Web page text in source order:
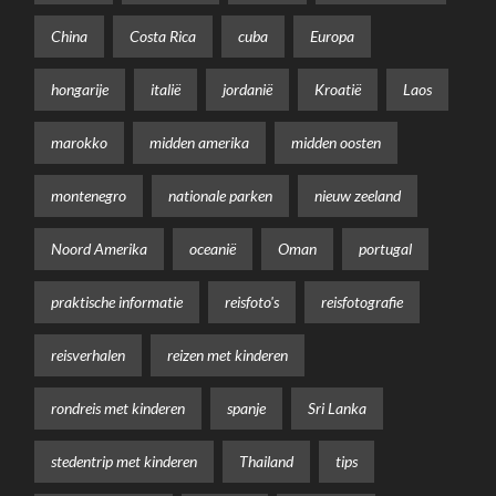
China Costa Rica cuba Europa
hongarije italië jordanië Kroatië Laos
marokko midden amerika midden oosten
montenegro nationale parken nieuw zeeland
Noord Amerika oceanië Oman portugal
praktische informatie reisfoto's reisfotografie
reisverhalen reizen met kinderen
rondreis met kinderen spanje Sri Lanka
stedentrip met kinderen Thailand tips